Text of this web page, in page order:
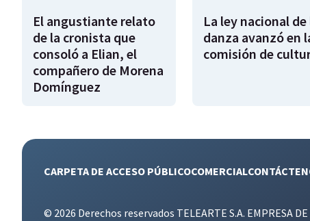
El angustiante relato
de la cronista que
consoló a Elian, el
compañero de Morena
Domínguez
La ley nacional de
danza avanzó en
comisión de
CARPETA DE ACCESO PÚBLICOCOMERCIAL
© 2026 Derechos reservados TELEARTE S.A. EMPRESA